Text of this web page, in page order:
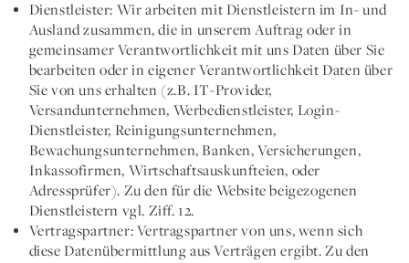
Dienstleister: Wir arbeiten mit Dienstleistern im In- und
Ausland zusammen, die in unserem Auftrag oder in
gemeinsamer Verantwortlichkeit mit uns Daten über Sie
bearbeiten oder in eigener Verantwortlichkeit Daten über
Sie von uns erhalten (z.B. IT-Provider,
Versandunternehmen, Werbedienstleister, Login-
Dienstleister, Reinigungsunternehmen,
Bewachungsunternehmen, Banken, Versicherungen,
Inkassofirmen, Wirtschaftsauskunfteien, oder
Adressprüfer). Zu den für die Website beigezogenen
Dienstleistern vgl. Ziff. 12.
Vertragspartner: Vertragspartner von uns, wenn sich
diese Datenübermittlung aus Verträgen ergibt. Zu den